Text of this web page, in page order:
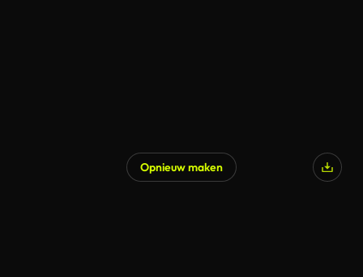
Opnieuw maken